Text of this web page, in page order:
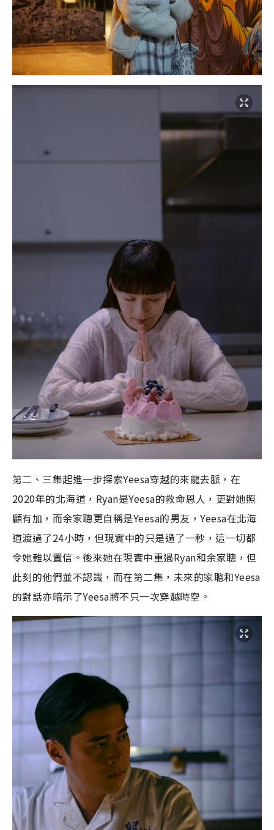
第二、三集起進一步探索Yeesa穿越的來龍去脈，在
2020年的北海道， Ryan是Yeesa的救命恩人，更對她照
顧有加，而余家聰更自稱是Yeesa的男友，Yeesa在北海
道渡過了24小時，但現實中的只是過了一秒，這一切都
令她難以置信。後來她在現實中重遇Ryan和余家聰，但
此刻的他們並不認識，而在第二集，未來的家聰和Yeesa
的對話亦暗示了Yeesa將不只一次穿越時空。